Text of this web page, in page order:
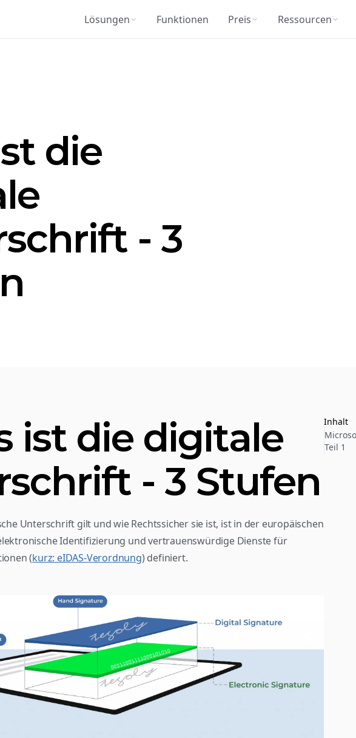
Lösungen Funktionen Preis Ressourcen
die
- 3
ist die digitale
- 3 Stufen
Unterschrift gilt und wie Rechtssicher sie ist, ist in der europäischen
Identifizierung und vertrauenswürdige Dienste für
(kurz: eIDAS-Verordnung) definiert.
Inhalt
Teil 1